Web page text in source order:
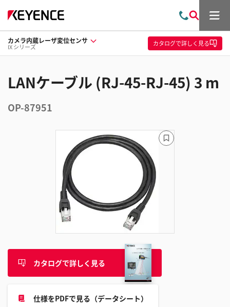
問
い
合
わ
索
メ
ュ
ー
カメラ内蔵レーザ変位センサ
IX シリーズ カタログで詳しく見る
LANケーブル (RJ-45-RJ-45) 3 m
OP-87951
カタログで詳しく見る
仕様をPDFで見る（データシート）
ブ
ッ